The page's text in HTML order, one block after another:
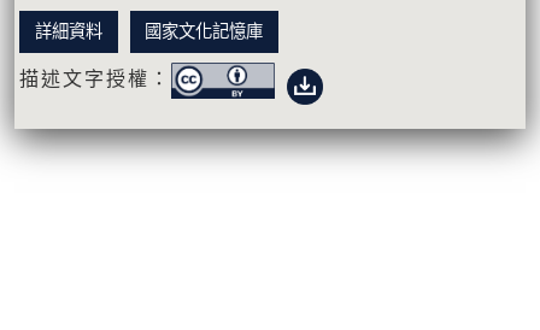
詳細資料 國家文化記憶庫
描述文字授權：